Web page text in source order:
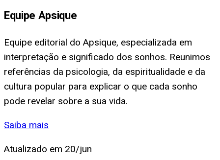
Equipe Apsique
Equipe editorial do Apsique, especializada em
interpretação e significado dos sonhos. Reunimos
referências da psicologia, da espiritualidade e da
cultura popular para explicar o que cada sonho
pode revelar sobre a sua vida.
Saiba mais
Atualizado em 20/jun